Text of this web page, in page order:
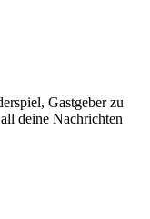
Gastgeber zu
deine Nachrichten